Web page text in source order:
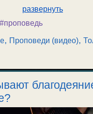
развернуть
#проповедь
, Проповеди (видео),